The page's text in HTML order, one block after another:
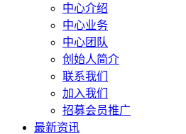
中心介绍
中心业务
中心团队
创始人简介
联系我们
加入我们
招募会员推广
最新资讯